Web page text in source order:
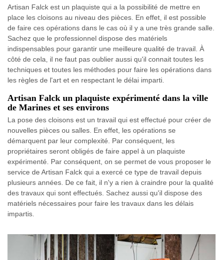
Artisan Falck est un plaquiste qui a la possibilité de mettre en
place les cloisons au niveau des pièces. En effet, il est possible
de faire ces opérations dans le cas où il y a une très grande salle.
Sachez que le professionnel dispose des matériels
indispensables pour garantir une meilleure qualité de travail. À
côté de cela, il ne faut pas oublier aussi qu'il connait toutes les
techniques et toutes les méthodes pour faire les opérations dans
les règles de l'art et en respectant le délai imparti.
Artisan Falck un plaquiste expérimenté dans la ville
de Marines et ses environs
La pose des cloisons est un travail qui est effectué pour créer de
nouvelles pièces ou salles. En effet, les opérations se
démarquent par leur complexité. Par conséquent, les
propriétaires seront obligés de faire appel à un plaquiste
expérimenté. Par conséquent, on se permet de vous proposer le
service de Artisan Falck qui a exercé ce type de travail depuis
plusieurs années. De ce fait, il n'y a rien à craindre pour la qualité
des travaux qui sont effectués. Sachez aussi qu'il dispose des
matériels nécessaires pour faire les travaux dans les délais
impartis.